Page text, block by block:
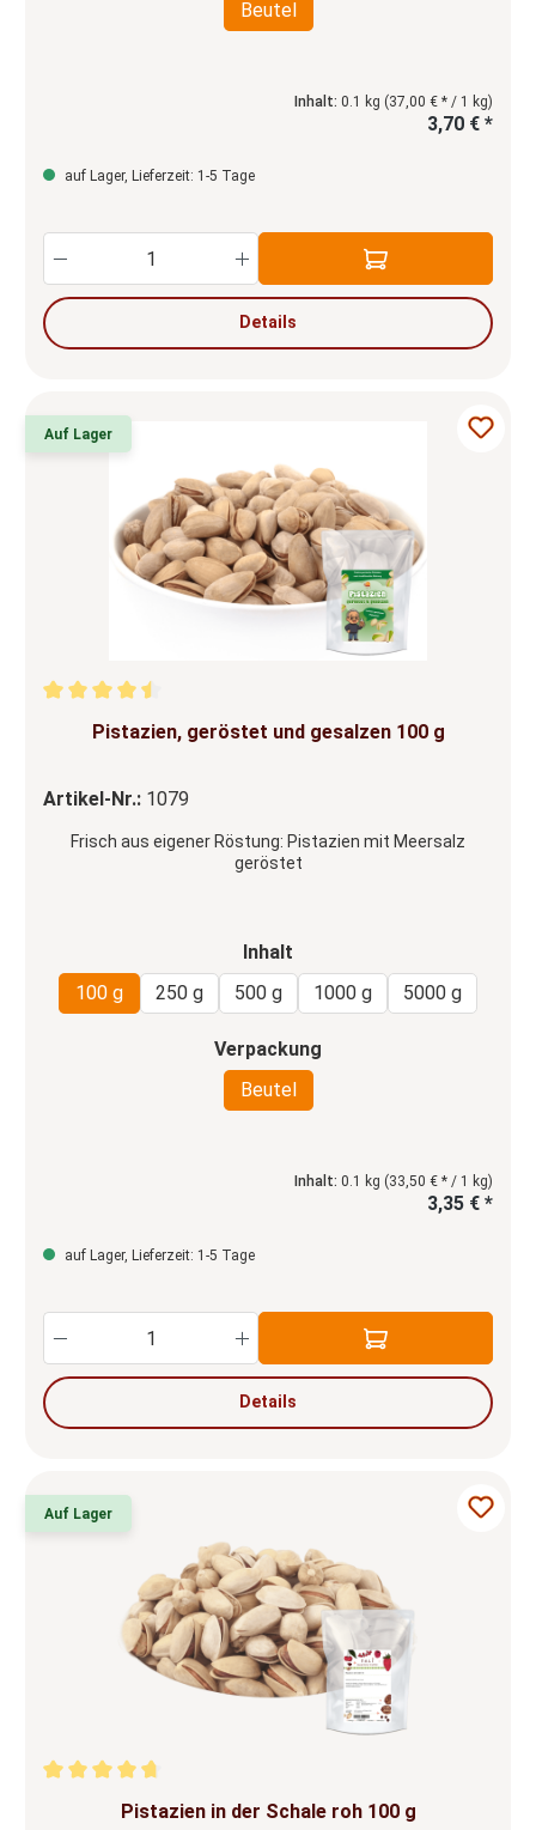
Beutel
Inhalt: 0.1 kg (37,00 € * / 1 kg)
3,70 € *
auf Lager, Lieferzeit: 1-5 Tage
Produkt Anzahl: Gib den gewünschten
Details
Auf Lager
Durchschnittliche Bewertung von 4.59 von 5 Sternen
Pistazien, geröstet und gesalzen 100 g
Artikel-Nr.: 1079
Frisch aus eigener Röstung: Pistazien mit Meersalz
geröstet
Inhalt
100 g
250 g 500 g 1000 g 5000 g
Verpackung
Beutel
Inhalt: 0.1 kg (33,50 € * / 1 kg)
3,35 € *
auf Lager, Lieferzeit: 1-5 Tage
Produkt Anzahl: Gib den gewünschten
Details
Auf Lager
Durchschnittliche Bewertung von 4.67 von 5 Sternen
Pistazien in der Schale roh 100 g